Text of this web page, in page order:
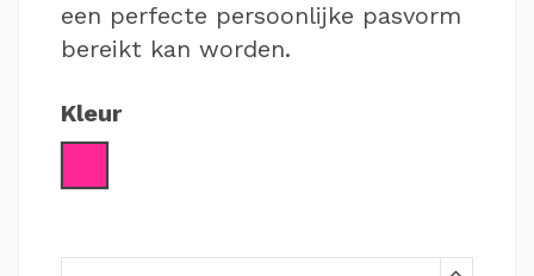
een perfecte persoonlijke pasvorm
bereikt kan worden.
Kleur